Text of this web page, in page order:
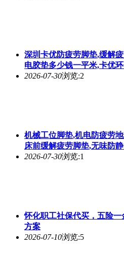
深圳卡优防疲劳脚垫,缓解
电胶垫多少钱一平米,卡优
2026-07-30浏览:2
机械工位脚垫,机电防疲劳
床前缓解疲劳脚垫,无味防
2026-07-30浏览:1
怀化职工社保代买，五险
方案
2026-07-10浏览:5